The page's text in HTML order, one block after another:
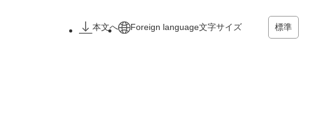
本文へ
Foreign language文字サイズ 標準